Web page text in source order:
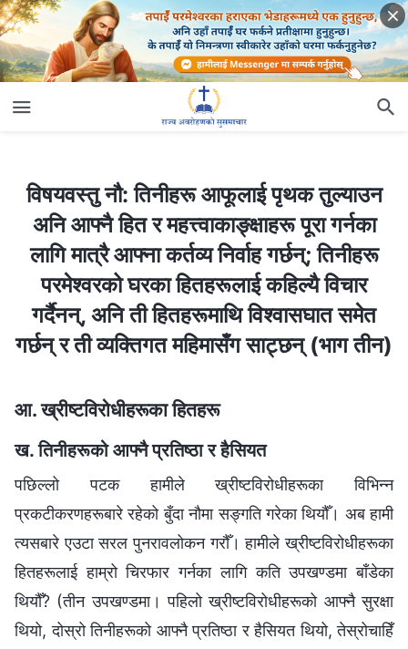
विषयवस्तु नौ: तिनीहरू आफूलाई पृथक तुल्याउन
अनि आफ्‍नै हित र महत्त्वाकाङ्क्षाहरू पूरा गर्नका
लागि मात्रै आफ्‍ना कर्तव्य निर्वाह गर्छन्; तिनीहरू
परमेश्‍वरको घरका हितहरूलाई कहिल्यै विचार
गर्दैनन्, अनि ती हितहरूमाथि विश्‍वासघात समेत
गर्छन् र ती व्यक्तिगत महिमासँग साट्छन् (भाग तीन)
आ. ख्रीष्टविरोधीहरूका हितहरू
ख. तिनीहरूको आफ्नै प्रतिष्ठा र हैसियत
पछिल्लो पटक हामीले ख्रीष्टविरोधीहरूका विभिन्‍न
प्रकटीकरणहरूबारे रहेको बुँदा नौमा सङ्गति गरेका थियौँ। अब हामी
त्यसबारे एउटा सरल पुनरावलोकन गरौँ। हामीले ख्रीष्टविरोधीहरूका
हितहरूलाई हाम्रो चिरफार गर्नका लागि कति उपखण्डमा बाँडेका
थियौँ? (तीन उपखण्डमा। पहिलो ख्रीष्टविरोधीहरूको आफ्नै सुरक्षा
थियो, दोस्रो तिनीहरूको आफ्नै प्रतिष्ठा र हैसियत थियो, तेस्रोचाहिँ